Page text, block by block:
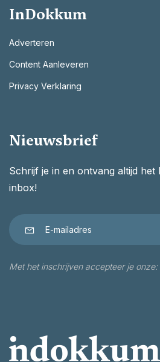
InDokkum
Adverteren
Content Aanleveren
Privacy Verklaring
Nieuwsbrief
Schrijf je in en ontvang altijd het
inbox!
Met het inschrijven accepteer je onze: